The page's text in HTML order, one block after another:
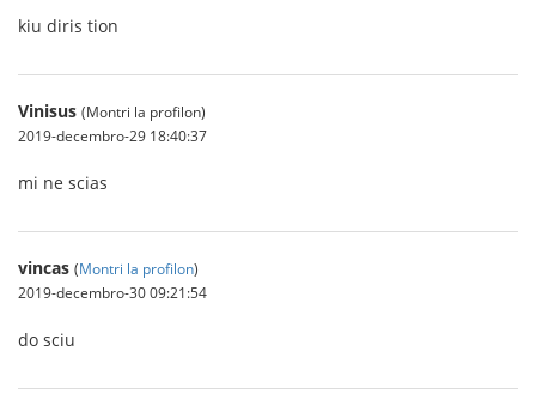
kiu diris tion
Vinisus (Montri la profilon)
2019-decembro-29 18:40:37
mi ne scias
vincas (Montri la profilon)
2019-decembro-30 09:21:54
do sciu